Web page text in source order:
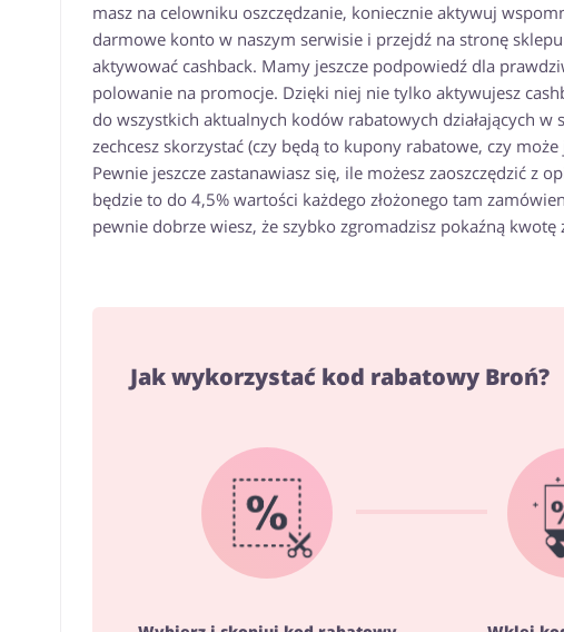
masz na celowniku oszczędzanie, koniecznie aktywuj
darmowe konto w naszym serwisie i przejdź na stronę
aktywować cashback. Mamy jeszcze podpowiedź dla
polowanie na promocje. Dzięki niej nie tylko aktywujesz
do wszystkich aktualnych kodów rabatowych działających
zechcesz skorzystać (czy będą to kupony rabatowe, czy
Pewnie jeszcze zastanawiasz się, ile możesz zaoszczędzić z
będzie to do 4,5% wartości każdego złożonego tam
pewnie dobrze wiesz, że szybko zgromadzisz pokaźną
Jak wykorzystać kod rabatowy Broń?